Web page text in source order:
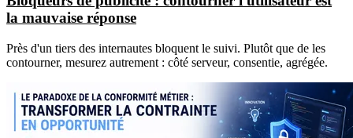
la mauvaise réponse
Près d'un tiers des internautes bloquent le suivi. Plutôt que de les
contourner, mesurez autrement : côté serveur, consentie, agrégée.